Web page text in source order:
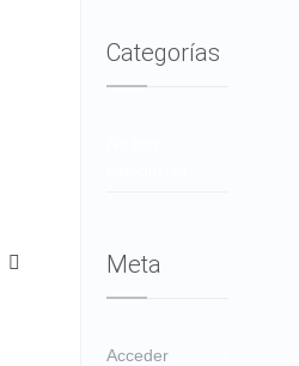
Categorías
Meta
Acceder